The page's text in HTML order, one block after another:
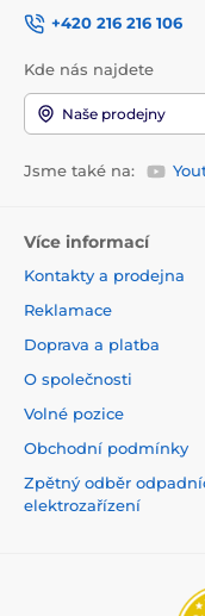
+420 216 216 106
Kde nás najdete
Naše prodejny
Jsme také na:
Více informací
Kontakty a prodejna
Reklamace
Doprava a platba
O společnosti
Volné pozice
Obchodní podmínky
Zpětný odběr
elektrozařízení